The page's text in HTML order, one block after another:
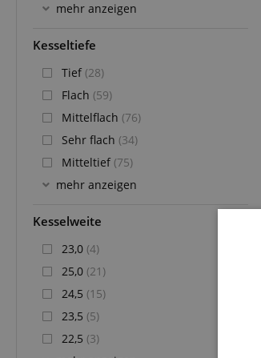
mehr anzeigen
Kesseltiefe
Tief (28)
Flach (59)
Mittelflach (76)
Sehr flach (34)
Mitteltief (75)
mehr anzeigen
Kesselweite
23,0 (4)
25,0 (21)
24,5 (15)
23,5 (5)
22,5 (3)